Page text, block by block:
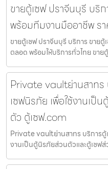
ขายตู้เซฟ ปราจีนบุรี บริ
พร้อมทีมงานมืออาชีพ ร
ขายตู้เซฟ ปราจีนบุรี บริการ ขาย
ตลอด พร้อมให้บริการทั่วไทย ขาย
Private vaultย่านสาทร
เซฟนิรภัย เพื่อใช้งานเป็
ตัว ตู้เซฟ.com
Private vaultย่านสาทร บริการตู้
งานเป็นตู้นิรภัยส่วนตัวและตู้เซฟ